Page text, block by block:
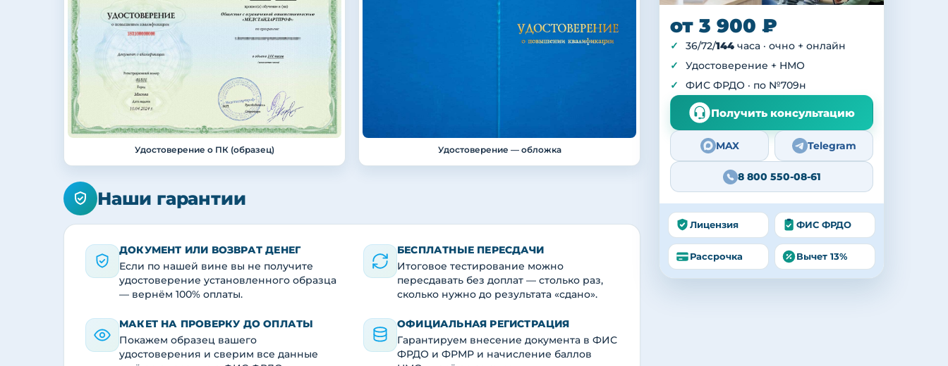
Удостоверение о ПК (образец) Удостоверение — обложка
Наши гарантии
ДОКУМЕНТ ИЛИ ВОЗВРАТ ДЕНЕГ
Если по нашей вине вы не получите
удостоверение установленного образца
— вернём 100% оплаты.
БЕСПЛАТНЫЕ ПЕРЕСДАЧИ
Итоговое тестирование можно
пересдавать без доплат — столько раз,
сколько нужно до результата «сдано».
МАКЕТ НА ПРОВЕРКУ ДО ОПЛАТЫ
Покажем образец вашего
удостоверения и сверим все данные
ОФИЦИАЛЬНАЯ РЕГИСТРАЦИЯ
Гарантируем внесение документа в ФИС
ФРДО и ФРМР и начисление баллов
от 3 900 ₽
36/72/144 часа · очно + онлайн
Удостоверение + НМО
ФИС ФРДО · по №709н
Получить консультацию
MAX Telegram
8 800 550-08-61
Лицензия ФИС ФРДО
Рассрочка Вычет 13%